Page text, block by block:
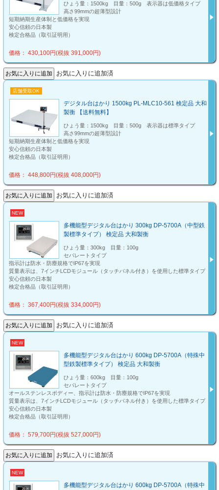
ひょう量：1500kg 目量：500g 表示器は低価格タイプ
高さ99mmの超薄型設計
短期納期生産体制と低価格を実現
安心信頼の日本製
検定合格品（取引証明用）
価格： 430,100円(税抜 391,000円)
お気に入りに追加済
店舗受取OK
デジタル台はかり 1500kg PL-MLC10-561 検定品 大和
製衡 【送料無料】
ひょう量：1500kg 目量：500g 表示器は標準タイプ
高さ99mmの超薄型設計
短期納期生産体制と低価格を実現
安心信頼の日本製
検定合格品（取引証明用）
価格： 448,800円(税抜 408,000円)
お気に入りに追加済
NEW
多機能型デジタル台はかり 300kg DP-5700A（中型鉄
製標準タイプ） 検定品 大和製衡
ひょう量：300kg 目量：100g
セパレートタイプ
指示計は防水・防塵規格でIP67を実現
質量表示は、7インチLCDモジュール（タッチパネル付き）を使用した標準タイプ
安心信頼の日本製
検定合格品（取引証明用）
価格： 367,400円(税抜 334,000円)
お気に入りに追加済
NEW
多機能型デジタル台はかり 600kg DP-5700A（特殊中
型鉄製標準タイプ） 検定品 大和製衡
ひょう量：600kg 目量：100g
セパレートタイプ
オールステンレスボディー、指示計は防水・防塵規格でIP67を実現
質量表示は、7インチLCDモジュール（タッチパネル付き）を使用した標準タイプ
安心信頼の日本製
検定合格品（取引証明用）
価格： 579,700円(税抜 527,000円)
お気に入りに追加済
NEW
多機能型デジタル台はかり 600kg DP-5700A（特殊中